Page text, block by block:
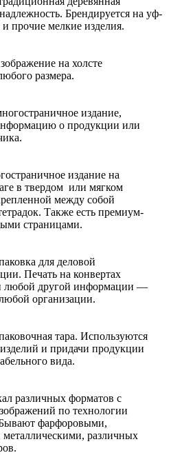
Брендируется на уф-
прочие мелкие изделия.
на холсте
размера.
издание,
о продукции или
издание на
в твердом или мягком
между собой
Также есть премиум-
страницами.
для деловой
Печать на конвертах
любой другой информации —
организации.
тара. Используются
и придачи продукции
вида.
различных форматов с
по технологии
фарфоровыми,
различных